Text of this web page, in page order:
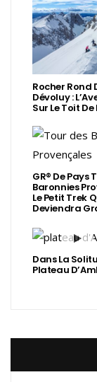
Rocher Rond
Dévoluy :
Sur Le Toit
GR® De Pays
Baronnies
Le Petit Trek
Deviendra
Dans La
Plateau